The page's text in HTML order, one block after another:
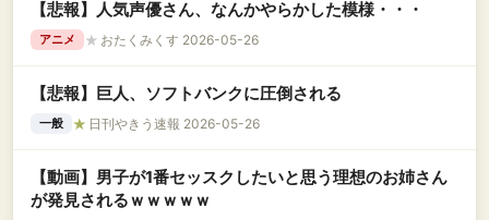
【悲報】人気声優さん、なんかやらかした模様・・・
アニメ ★ おたくみくす 2026-05-26
【悲報】巨人、ソフトバンクに圧倒される
一般 ★ 日刊やきう速報 2026-05-26
【動画】男子が1番セッスクしたいと思う理想のお姉さん
が発見されるｗｗｗｗｗ